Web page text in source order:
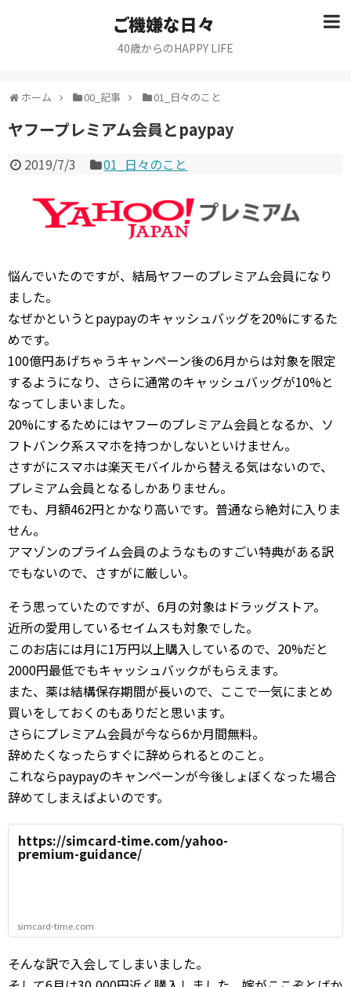
ご機嫌な日々
40歳からのHAPPY LIFE
ホーム 00_記事 01_日々のこと
ヤフープレミアム会員とpaypay
2019/7/3 01_日々のこと
悩んでいたのですが、結局ヤフーのプレミアム会員になり
ました。
なぜかというとpaypayのキャッシュバッグを20%にするた
めです。
100億円あげちゃうキャンペーン後の6月からは対象を限定
するようになり、さらに通常のキャッシュバッグが10%と
なってしまいました。
20%にするためにはヤフーのプレミアム会員となるか、ソ
フトバンク系スマホを持つかしないといけません。
さすがにスマホは楽天モバイルから替える気はないので、
プレミアム会員となるしかありません。
でも、月額462円とかなり高いです。普通なら絶対に入りま
せん。
アマゾンのプライム会員のようなものすごい特典がある訳
でもないので、さすがに厳しい。
そう思っていたのですが、6月の対象はドラッグストア。
近所の愛用しているセイムスも対象でした。
このお店には月に1万円以上購入しているので、20%だと
2000円最低でもキャッシュバックがもらえます。
また、薬は結構保存期間が長いので、ここで一気にまとめ
買いをしておくのもありだと思います。
さらにプレミアム会員が今なら6か月間無料。
辞めたくなったらすぐに辞められるとのこと。
これならpaypayのキャンペーンが今後しょぼくなった場合
辞めてしまえばよいのです。
https://simcard-time.com/yahoo-
premium-guidance/
simcard-time.com
そんな訳で入会してしまいました。